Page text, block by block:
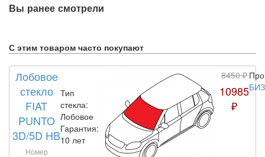
Вы ранее смотрели
С этим товаром часто покупают
Лобовое
стекло
FIAT
PUNTO
3D/5D HB
Номер
Тип
стекла:
Лобовое
Гарантия:
10 лет
8450 ₽
10985
₽